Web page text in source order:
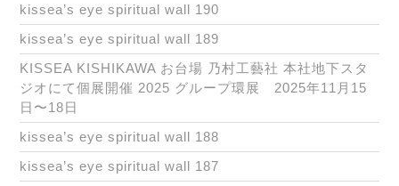
kissea’s eye spiritual wall 190
kissea’s eye spiritual wall 189
KISSEA KISHIKAWA お台場 乃村工藝社 本社地下スタ
ジオにて個展開催 2025 グループ環展 2025年11月15
日〜18日
kissea’s eye spiritual wall 188
kissea’s eye spiritual wall 187